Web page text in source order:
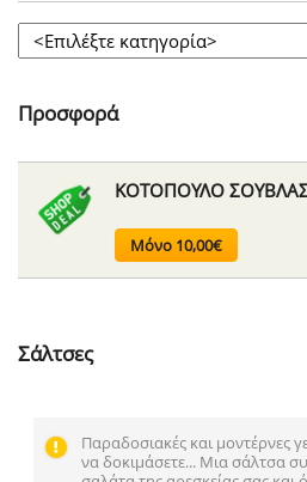
Προσφορά
ΚΟΤΟΠΟΥΛΟ
Μόνο 10,00€
Σάλτσες
Παραδοσιακές και μοντέρνες
να δοκιμάσετε... Μια σάλτσα